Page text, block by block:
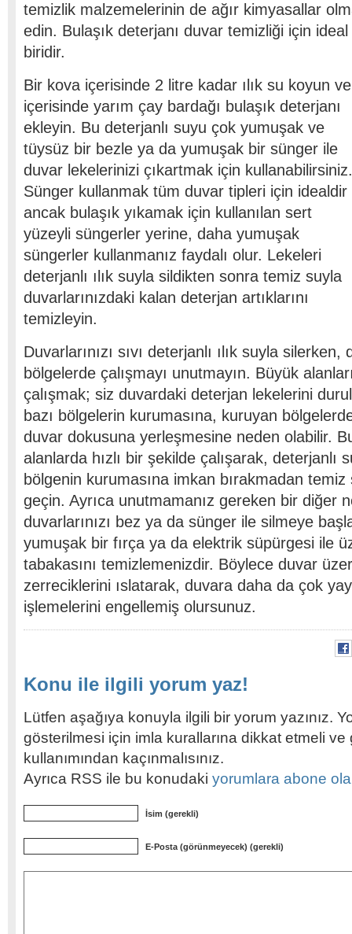
temizlik malzemelerinin de ağır kimyasallar
edin. Bulaşık deterjanı duvar temizliği için
biridir.
Bir kova içerisinde 2 litre kadar ılık su koyun ve
içerisinde yarım çay bardağı bulaşık deterjanı
ekleyin. Bu deterjanlı suyu çok yumuşak ve
tüysüz bir bezle ya da yumuşak bir sünger ile
duvar lekelerinizi çıkartmak için kullanabilirsiniz.
Sünger kullanmak tüm duvar tipleri için idealdir
ancak bulaşık yıkamak için kullanılan sert
yüzeyli süngerler yerine, daha yumuşak
süngerler kullanmanız faydalı olur. Lekeleri
deterjanlı ılık suyla sildikten sonra temiz suyla
duvarlarınızdaki kalan deterjan artıklarını
temizleyin.
Duvarlarınızı sıvı deterjanlı ılık suyla
bölgelerde çalışmayı unutmayın. Büyük
çalışmak; siz duvardaki deterjan lekelerini
bazı bölgelerin kurumasına, kuruyan
duvar dokusuna yerleşmesine neden olabilir.
alanlarda hızlı bir şekilde çalışarak, deterjanlı
bölgenin kurumasına imkan bırakmadan
geçin. Ayrıca unutmamanız gereken bir diğer
duvarlarınızı bez ya da sünger ile silmeye
yumuşak bir fırça ya da elektrik süpürgesi ile
tabakasını temizlemenizdir. Böylece duvar
zerreciklerini ıslatarak, duvara daha da çok
işlemelerini engellemiş olursunuz.
Konu ile ilgili yorum yaz!
Lütfen aşağıya konuyla ilgili bir yorum yazınız.
gösterilmesi için imla kurallarına dikkat etmeli
kullanımından kaçınmalısınız.
Ayrıca RSS ile bu konudaki yorumlara abone
İsim (gerekli)
E-Posta (görünmeyecek) (gerekli)